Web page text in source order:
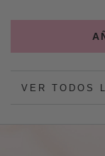
no
VER TODOS